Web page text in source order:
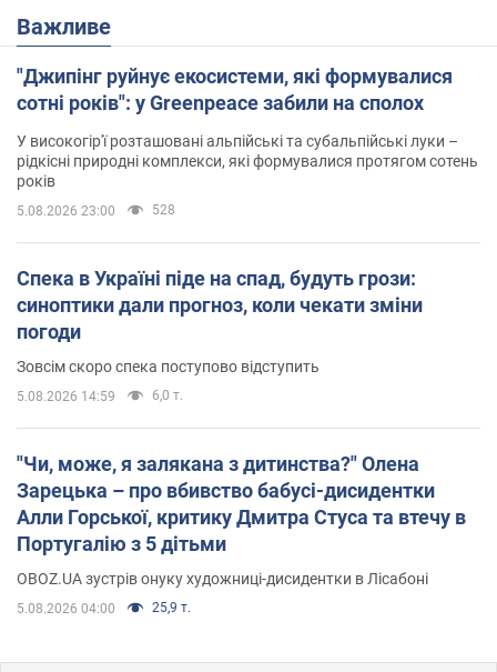
Важливе
"Джипінг руйнує екосистеми, які формувалися
сотні років": у Greenpeace забили на сполох
У високогір'ї розташовані альпійські та субальпійські луки –
рідкісні природні комплекси, які формувалися протягом сотень
років
5.08.2026 23:00 528
Спека в Україні піде на спад, будуть грози:
синоптики дали прогноз, коли чекати зміни
погоди
Зовсім скоро спека поступово відступить
5.08.2026 14:59 6,0 т.
"Чи, може, я залякана з дитинства?" Олена
Зарецька – про вбивство бабусі-дисидентки
Алли Горської, критику Дмитра Стуса та втечу в
Португалію з 5 дітьми
OBOZ.UA зустрів онуку художниці-дисидентки в Лісабоні
5.08.2026 04:00 25,9 т.